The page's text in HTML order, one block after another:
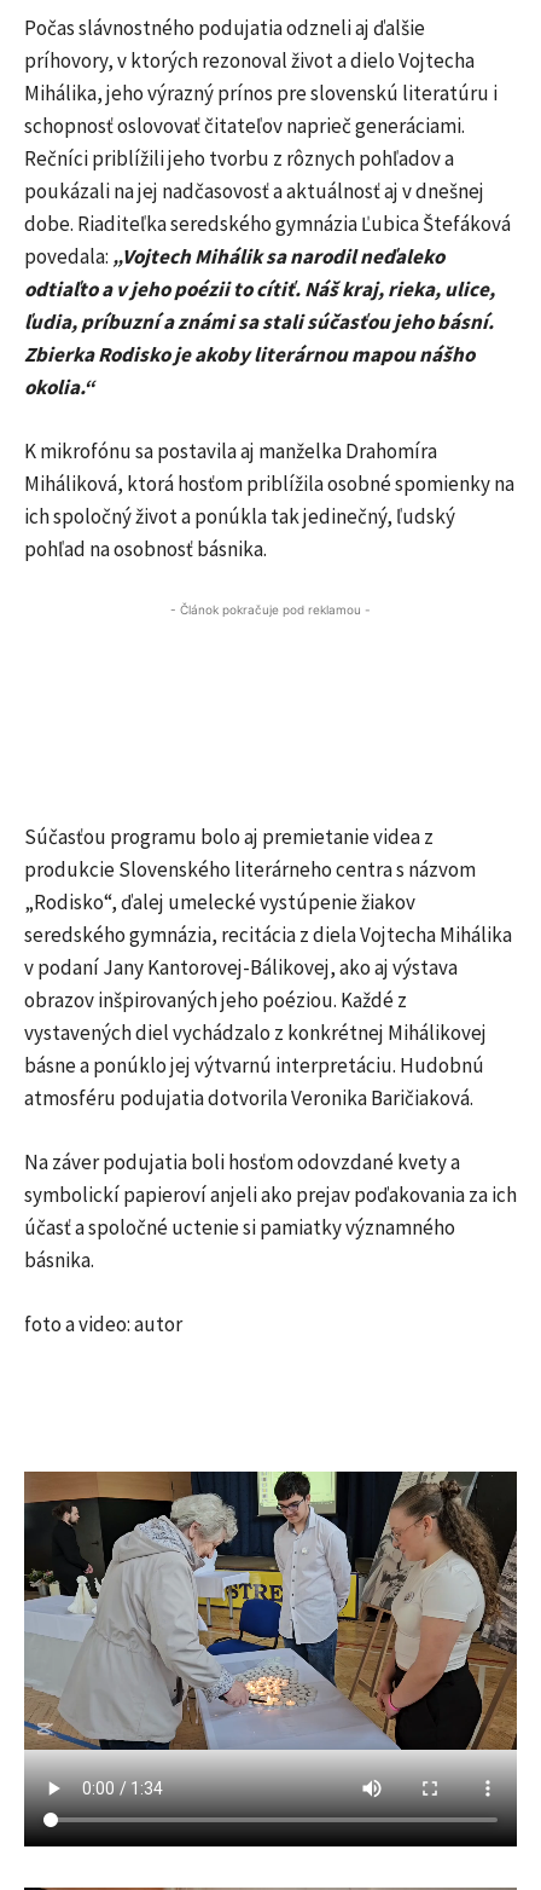
Počas slávnostného podujatia odzneli aj ďalšie
príhovory, v ktorých rezonoval život a dielo Vojtecha
Mihálika, jeho výrazný prínos pre slovenskú literatúru i
schopnosť oslovovať čitateľov naprieč generáciami.
Rečníci priblížili jeho tvorbu z rôznych pohľadov a
poukázali na jej nadčasovosť a aktuálnosť aj v dnešnej
dobe. Riaditeľka seredského gymnázia Ľubica Štefáková
povedala: „Vojtech Mihálik sa narodil neďaleko
odtiaľto a v jeho poézii to cítiť. Náš kraj, rieka, ulice,
ľudia, príbuzní a známi sa stali súčasťou jeho básní.
Zbierka Rodisko je akoby literárnou mapou nášho
okolia.“
K mikrofónu sa postavila aj manželka Drahomíra
Miháliková, ktorá hosťom priblížila osobné spomienky na
ich spoločný život a ponúkla tak jedinečný, ľudský
pohľad na osobnosť básnika.
- Článok pokračuje pod reklamou -
Súčasťou programu bolo aj premietanie videa z
produkcie Slovenského literárneho centra s názvom
„Rodisko“, ďalej umelecké vystúpenie žiakov
seredského gymnázia, recitácia z diela Vojtecha Mihálika
v podaní Jany Kantorovej-Bálikovej, ako aj výstava
obrazov inšpirovaných jeho poéziou. Každé z
vystavených diel vychádzalo z konkrétnej Mihálikovej
básne a ponúklo jej výtvarnú interpretáciu. Hudobnú
atmosféru podujatia dotvorila Veronika Baričiaková.
Na záver podujatia boli hosťom odovzdané kvety a
symbolickí papieroví anjeli ako prejav poďakovania za ich
účasť a spoločné uctenie si pamiatky významného
básnika.
foto a video: autor